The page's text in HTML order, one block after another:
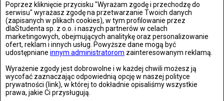
Poprzez kliknięcie przycisku "Wyrażam zgodę i przechodzę do
serwisu" wyrażasz zgodę na przetwarzanie Twoich danych
(zapisanych w plikach cookies), w tym profilowanie przez
dlaStudenta sp. z o.o. i naszych partnerów w celach
marketingowych, obejmujących analitykę oraz personalizowanie
ofert, reklam i innych usług. Powyższe dane mogą być
udostępniane innym administratorom zainteresowanym reklamą.
Wyrażenie zgody jest dobrowolne i w każdej chwili możesz ją
wycofać zaznaczając odpowiednią opcję w naszej polityce
prywatności (link), w której to dokładnie opisaliśmy wszystkie
prawa, jakie Ci przysługują.
Wiktoria Grzeca/Newsello.pl
POKAŻ KOLEJNE WYNIKI